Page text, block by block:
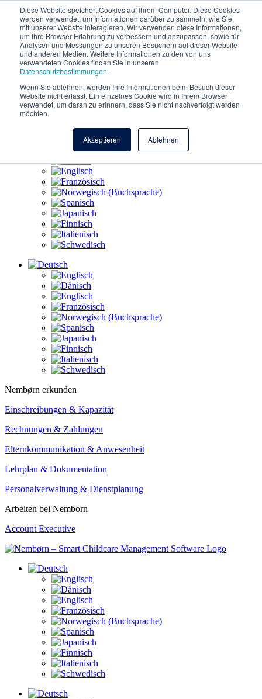
Diese Website speichert Cookies auf Ihrem Computer. Diese Cookies
werden verwendet, um Informationen darüber zu sammeln, wie Sie
mit unserer Website interagieren. Wir verwenden diese Informationen,
um Ihre Browser-Erfahrung zu verbessern und anzupassen, sowie für
Analysen und Messungen zu unseren Besuchern auf dieser Website
und anderen Medien. Weitere Informationen zu den von uns
verwendeten Cookies finden Sie in unseren
Datenschutzbestimmungen.
Wenn Sie ablehnen, werden Ihre Informationen beim Besuch dieser
Website nicht erfasst. Ein einzelnes Cookie wird in Ihrem Browser
verwendet, um daran zu erinnern, dass Sie nicht nachverfolgt werden
möchten.
Akzeptieren Ablehnen
Zum Inhalt springen
Funktionen
AI-Funktionen
Über
Kontakt
Nembørn erkunden
Einschreibungen & Kapazität
Rechnungen & Zahlungen
Elternkommunikation & Anwesenheit
Lehrplan & Dokumentation
Personalverwaltung & Dienstplanung
Arbeiten bei Nemborn
Account Executive